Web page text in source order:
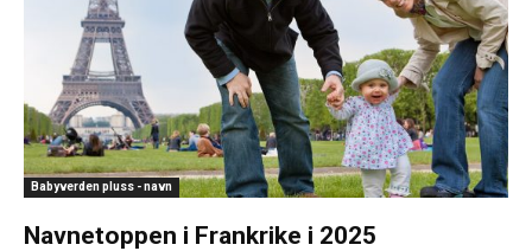
Babyverden pluss - navn
Navnetoppen i Frankrike i 2025